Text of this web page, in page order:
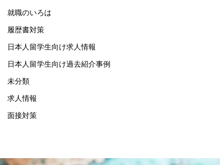
就職のいろは
履歴書対策
日本人留学生向け求人情報
日本人留学生向け過去紹介事例
未分類
求人情報
面接対策